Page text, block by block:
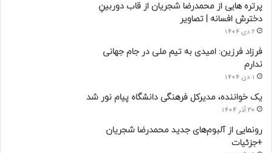
پرتره هایی از محمدرضا شجریان از قاب دوربینِ
دخترش افسانه | تصاویر
2 دی 1404
فرزاد فرزین: امیدی به تیم ملی در جام جهانی
ندارم
1 دی 1404
یک خواننده، مدیرکل فرهنگی دانشگاه پیام نور شد
30 آذر 1404
رونمایی از آلبوم‌های جدید محمدرضا شجریان
+جزئیات